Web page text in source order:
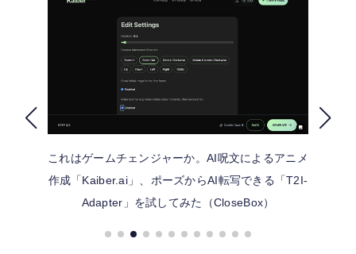
公式ストア
これはゲームチェンジャーか。AI呪文によるアニメ
作成「Kaiber.ai」、ポーズからAI転写できる「T2I-
Adapter」を試してみた（CloseBox）